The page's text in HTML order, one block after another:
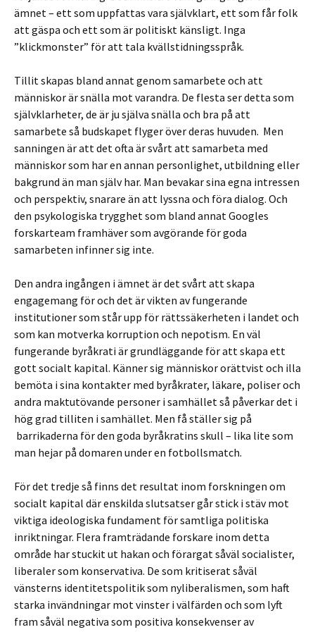
ämnet – ett som uppfattas vara självklart, ett som får folk
att gäspa och ett som är politiskt känsligt. Inga
”klickmonster” för att tala kvällstidningsspråk.
Tillit skapas bland annat genom samarbete och att
människor är snälla mot varandra. De flesta ser detta som
självklarheter, de är ju själva snälla och bra på att
samarbete så budskapet flyger över deras huvuden. Men
sanningen är att det ofta är svårt att samarbeta med
människor som har en annan personlighet, utbildning eller
bakgrund än man själv har. Man bevakar sina egna intressen
och perspektiv, snarare än att lyssna och föra dialog. Och
den psykologiska trygghet som bland annat Googles
forskarteam framhäver som avgörande för goda
samarbeten infinner sig inte.
Den andra ingången i ämnet är det svårt att skapa
engagemang för och det är vikten av fungerande
institutioner som står upp för rättssäkerheten i landet och
som kan motverka korruption och nepotism. En väl
fungerande byråkrati är grundläggande för att skapa ett
gott socialt kapital. Känner sig människor orättvist och illa
bemöta i sina kontakter med byråkrater, läkare, poliser och
andra maktutövande personer i samhället så påverkar det i
hög grad tilliten i samhället. Men få ställer sig på
barrikaderna för den goda byråkratins skull – lika lite som
man hejar på domaren under en fotbollsmatch.
För det tredje så finns det resultat inom forskningen om
socialt kapital där enskilda slutsatser går stick i stäv mot
viktiga ideologiska fundament för samtliga politiska
inriktningar. Flera framträdande forskare inom detta
område har stuckit ut hakan och förargat såväl socialister,
liberaler som konservativa. De som kritiserat såväl
vänsterns identitetspolitik som nyliberalismen, som haft
starka invändningar mot vinster i välfärden och som lyft
fram såväl negativa som positiva konsekvenser av